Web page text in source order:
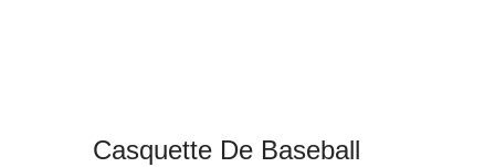
Casquette De Baseball